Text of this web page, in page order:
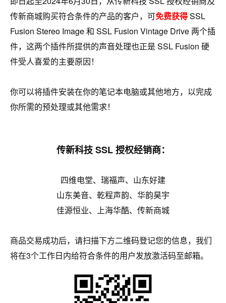
传新商城购买符合条件的产品的客户，可免费获得SSL
Fusion Stereo Image 和 SSL Fusion Vintage Drive 两个插
件，这两个插件所提供的声音处理也正是 SSL Fusion 硬
件受人喜爱的主要原因！
你可以将插件安装在你的笔记本电脑或其他地方，以完成
你所需的预处理或其他需求！
传新科技 SSL 授权经销商：
四维电堂、瑞福声、山东好建
山东美音、乾程声韵、华韵昊宇
佳源恒业、上海华酷、传新商城
商品交易成功后，请扫描下方二维码登记您的信息，我们
将在3个工作日内给符合条件的用户发放激活码至邮箱。